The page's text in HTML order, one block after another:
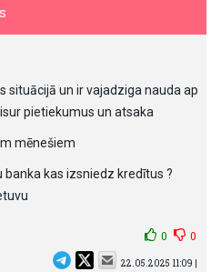
situācijā un ir vajadziga nauda ap
pietiekumus un atsaka
mēnešiem
kas izsniedz kredītus ?
0 0
22.05.2025 11:09 |